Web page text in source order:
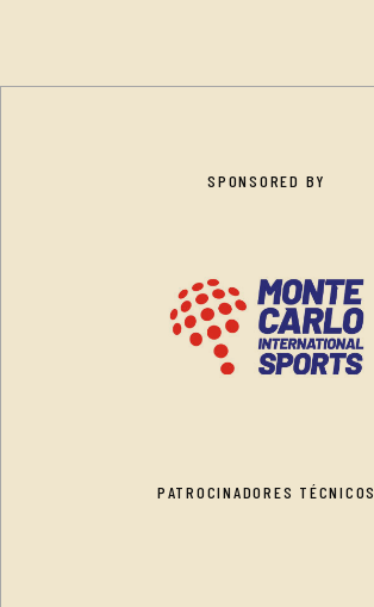
SPONSORED BY
PATROCINADORES TÉCNICOS